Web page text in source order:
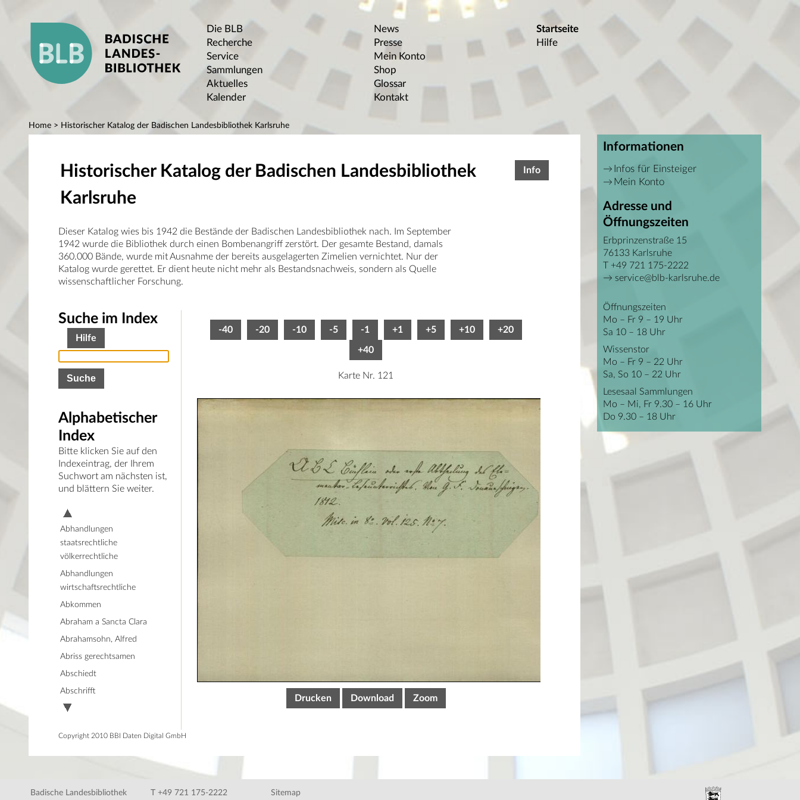
Die BLB
Recherche
Service
Sammlungen
Aktuelles
Kalender
News
Presse
Mein Konto
Shop
Glossar
Kontakt
Startseite
Hilfe
Home > Historischer Katalog der Badischen Landesbibliothek Karlsruhe
Historischer Katalog der Badischen Landesbibliothek
Karlsruhe
Info
Dieser Katalog wies bis 1942 die Bestände der Badischen Landesbibliothek nach. Im September
1942 wurde die Bibliothek durch einen Bombenangriff zerstört. Der gesamte Bestand, damals
360.000 Bände, wurde mit Ausnahme der bereits ausgelagerten Zimelien vernichtet. Nur der
Katalog wurde gerettet. Er dient heute nicht mehr als Bestandsnachweis, sondern als Quelle
wissenschaftlicher Forschung.
-40 -20 -10 -5 -1 +1 +5 +10 +20
+40
Karte Nr. 121
Drucken Download Zoom
Suche im Index
Hilfe
Alphabetischer
Index
Bitte klicken Sie auf den
Indexeintrag, der Ihrem
Suchwort am nächsten ist,
und blättern Sie weiter.
Abhandlungen
staatsrechtliche
völkerrechtliche
Abhandlungen
wirtschaftsrechtliche
Abkommen
Abraham a Sancta Clara
Abrahamsohn, Alfred
Abriss gerechtsamen
Abschiedt
Abschrifft
Copyright 2010 BBI Daten Digital GmbH
Informationen
Infos für Einsteiger
Mein Konto
Adresse und
Öffnungszeiten
Erbprinzenstraße 15
76133 Karlsruhe
T +49 721 175-2222
service@blb-karlsruhe.de
Öffnungszeiten
Mo – Fr 9 – 19 Uhr
Sa 10 – 18 Uhr
Wissenstor
Mo – Fr 9 – 22 Uhr
Sa, So 10 – 22 Uhr
Lesesaal Sammlungen
Mo – Mi, Fr 9.30 – 16 Uhr
Do 9.30 – 18 Uhr
Badische Landesbibliothek T +49 721 175-2222 Sitemap